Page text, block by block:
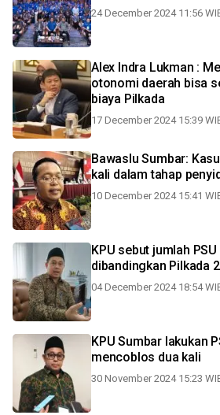
24 December 2024 11:56
Alex Indra Lukman :
otonomi daerah bisa
biaya Pilkada
17 December 2024 15:39
Bawaslu Sumbar:
kali dalam tahap
10 December 2024 15:41
KPU sebut jumlah
dibandingkan Pilkada
04 December 2024 18:54
KPU Sumbar lakukan
mencoblos dua kali
30 November 2024 15:23